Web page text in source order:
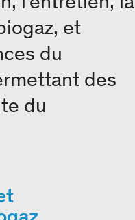
et
du
des
du